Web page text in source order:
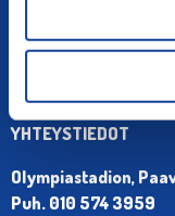
YHTEYSTIEDOT
Olympiastadion,
Puh. 010 574 3959